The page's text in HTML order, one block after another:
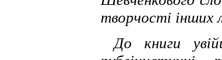
творчості інших
До книги